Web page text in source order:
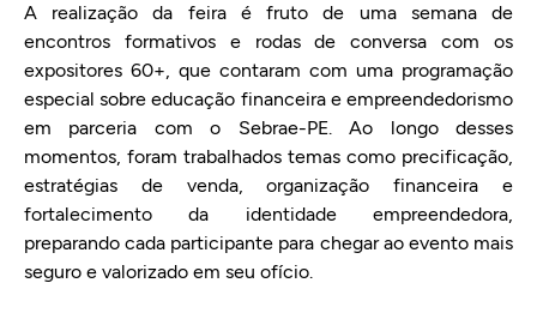
A realização da feira é fruto de uma semana de
encontros formativos e rodas de conversa com os
expositores 60+, que contaram com uma programação
especial sobre educação financeira e empreendedorismo
em parceria com o Sebrae-PE. Ao longo desses
momentos, foram trabalhados temas como precificação,
estratégias de venda, organização financeira e
fortalecimento da identidade empreendedora,
preparando cada participante para chegar ao evento mais
seguro e valorizado em seu ofício.